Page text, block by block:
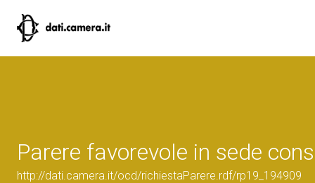
Parere favorevole in sede
http://dati.camera.it/ocd/richiestaParere.rdf/rp19_194909